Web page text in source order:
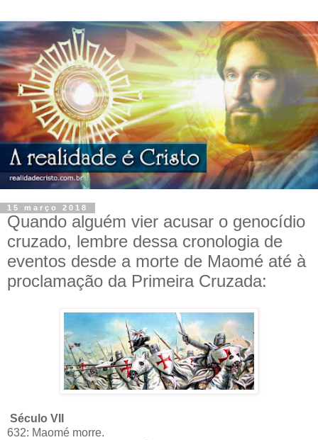
15 março 2018
Quando alguém vier acusar o genocídio
cruzado, lembre dessa cronologia de
eventos desde a morte de Maomé até à
proclamação da Primeira Cruzada:
Século VII
632: Maomé morre.